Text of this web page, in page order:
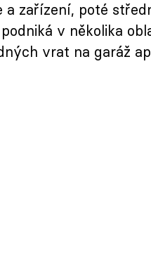
a zařízení, poté
v několika
vrat na garáž